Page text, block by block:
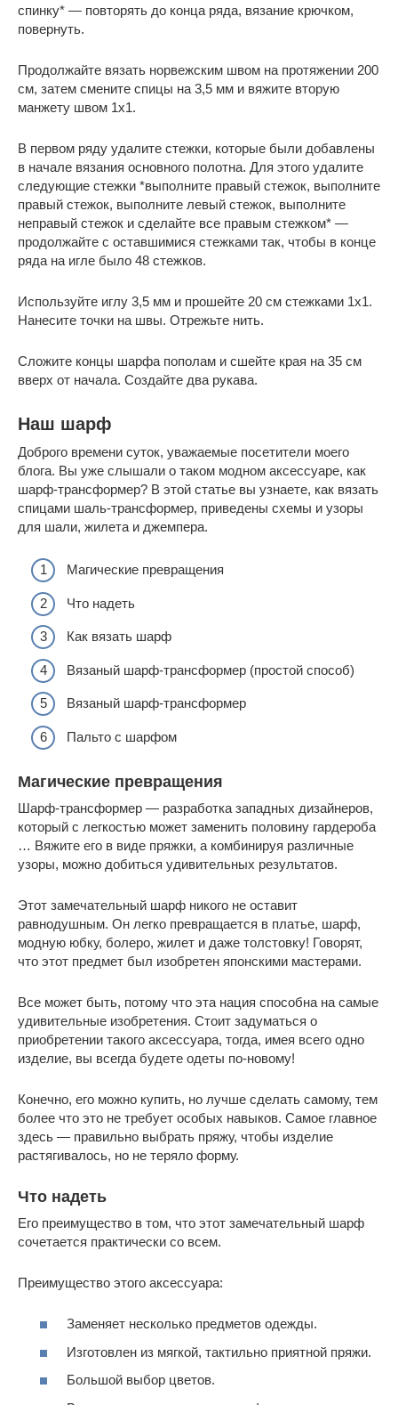
спинку* — повторять до конца ряда, вязание крючком,
повернуть.
Продолжайте вязать норвежским швом на протяжении 200
см, затем смените спицы на 3,5 мм и вяжите вторую
манжету швом 1х1.
В первом ряду удалите стежки, которые были добавлены
в начале вязания основного полотна. Для этого удалите
следующие стежки *выполните правый стежок, выполните
правый стежок, выполните левый стежок, выполните
неправый стежок и сделайте все правым стежком* —
продолжайте с оставшимися стежками так, чтобы в конце
ряда на игле было 48 стежков.
Используйте иглу 3,5 мм и прошейте 20 см стежками 1х1.
Нанесите точки на швы. Отрежьте нить.
Сложите концы шарфа пополам и сшейте края на 35 см
вверх от начала. Создайте два рукава.
Наш шарф
Доброго времени суток, уважаемые посетители моего
блога. Вы уже слышали о таком модном аксессуаре, как
шарф-трансформер? В этой статье вы узнаете, как вязать
спицами шаль-трансформер, приведены схемы и узоры
для шали, жилета и джемпера.
Магические превращения
Что надеть
Как вязать шарф
Вязаный шарф-трансформер (простой способ)
Вязаный шарф-трансформер
Пальто с шарфом
Магические превращения
Шарф-трансформер — разработка западных дизайнеров,
который с легкостью может заменить половину гардероба
… Вяжите его в виде пряжки, а комбинируя различные
узоры, можно добиться удивительных результатов.
Этот замечательный шарф никого не оставит
равнодушным. Он легко превращается в платье, шарф,
модную юбку, болеро, жилет и даже толстовку! Говорят,
что этот предмет был изобретен японскими мастерами.
Все может быть, потому что эта нация способна на самые
удивительные изобретения. Стоит задуматься о
приобретении такого аксессуара, тогда, имея всего одно
изделие, вы всегда будете одеты по-новому!
Конечно, его можно купить, но лучше сделать самому, тем
более что это не требует особых навыков. Самое главное
здесь — правильно выбрать пряжу, чтобы изделие
растягивалось, но не теряло форму.
Что надеть
Его преимущество в том, что этот замечательный шарф
сочетается практически со всем.
Преимущество этого аксессуара:
Заменяет несколько предметов одежды.
Изготовлен из мягкой, тактильно приятной пряжи.
Большой выбор цветов.